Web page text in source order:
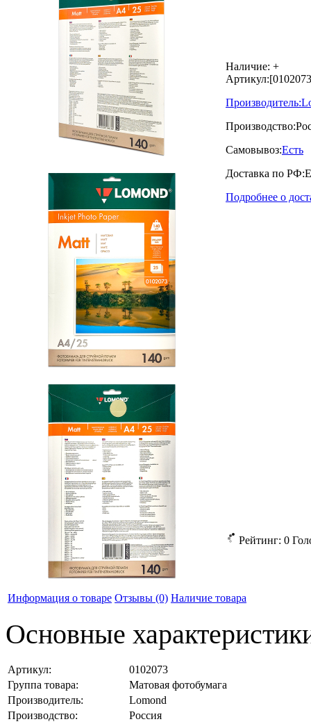
Наличие: +
Артикул:
Производитель:
Производство:
Самовывоз:Есть
Доставка по РФ:
Подробнее о
Рейтинг: 0
Информация о товаре Отзывы (0) Наличие товара
Основные
Артикул:
0102073
Группа товара:
Матовая фотобумага
Производитель:
Lomond
Производство:
Россия